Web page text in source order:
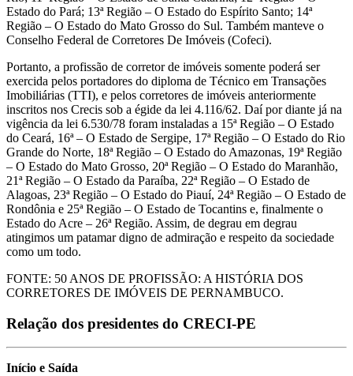
Estado do Pará; 13ª Região – O Estado do Espírito Santo; 14ª
Região – O Estado do Mato Grosso do Sul. Também manteve o
Conselho Federal de Corretores De Imóveis (Cofeci).
Portanto, a profissão de corretor de imóveis somente poderá ser
exercida pelos portadores do diploma de Técnico em Transações
Imobiliárias (TTI), e pelos corretores de imóveis anteriormente
inscritos nos Crecis sob a égide da lei 4.116/62. Daí por diante já na
vigência da lei 6.530/78 foram instaladas a 15ª Região – O Estado
do Ceará, 16ª – O Estado de Sergipe, 17ª Região – O Estado do Rio
Grande do Norte, 18ª Região – O Estado do Amazonas, 19ª Região
– O Estado do Mato Grosso, 20ª Região – O Estado do Maranhão,
21ª Região – O Estado da Paraíba, 22ª Região – O Estado de
Alagoas, 23ª Região – O Estado do Piauí, 24ª Região – O Estado de
Rondônia e 25ª Região – O Estado de Tocantins e, finalmente o
Estado do Acre – 26ª Região. Assim, de degrau em degrau
atingimos um patamar digno de admiração e respeito da sociedade
como um todo.
FONTE: 50 ANOS DE PROFISSÃO: A HISTÓRIA DOS
CORRETORES DE IMÓVEIS DE PERNAMBUCO.
Relação dos presidentes do CRECI-PE
Início e Saída